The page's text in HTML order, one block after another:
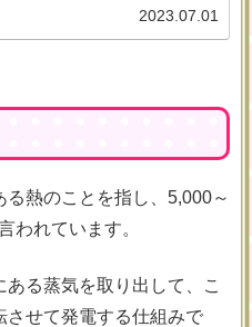
電で何ができるのか？燃料の調達の課題や
解決策を一緒に考えながら見ていきましょ
2023.07.01
熱のことを指し、5,000～
われています。
る蒸気を取り出して、こ
させて発電する仕組みで